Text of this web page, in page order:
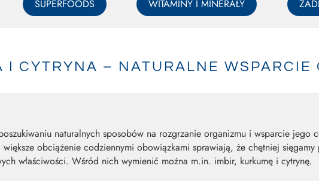
SUPERFOODS WITAMINY I MINERAŁY
I CYTRYNA – NATURALNE WSPARCIE
naturalnych sposobów na rozgrzanie organizmu i wsparcie jego
obciążenie codziennymi obowiązkami sprawiają, że chętniej sięgamy
właściwości. Wśród nich wymienić można m.in. imbir, kurkumę i cytrynę.